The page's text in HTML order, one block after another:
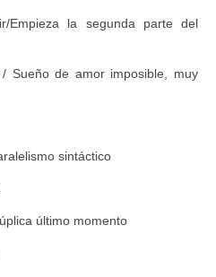
la segunda parte del
Sueño de amor imposible, muy
sintáctico
último momento